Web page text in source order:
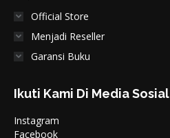
Official Store
Menjadi Reseller
Garansi Buku
Ikuti Kami Di Media Sosial
Instagram
Facebook